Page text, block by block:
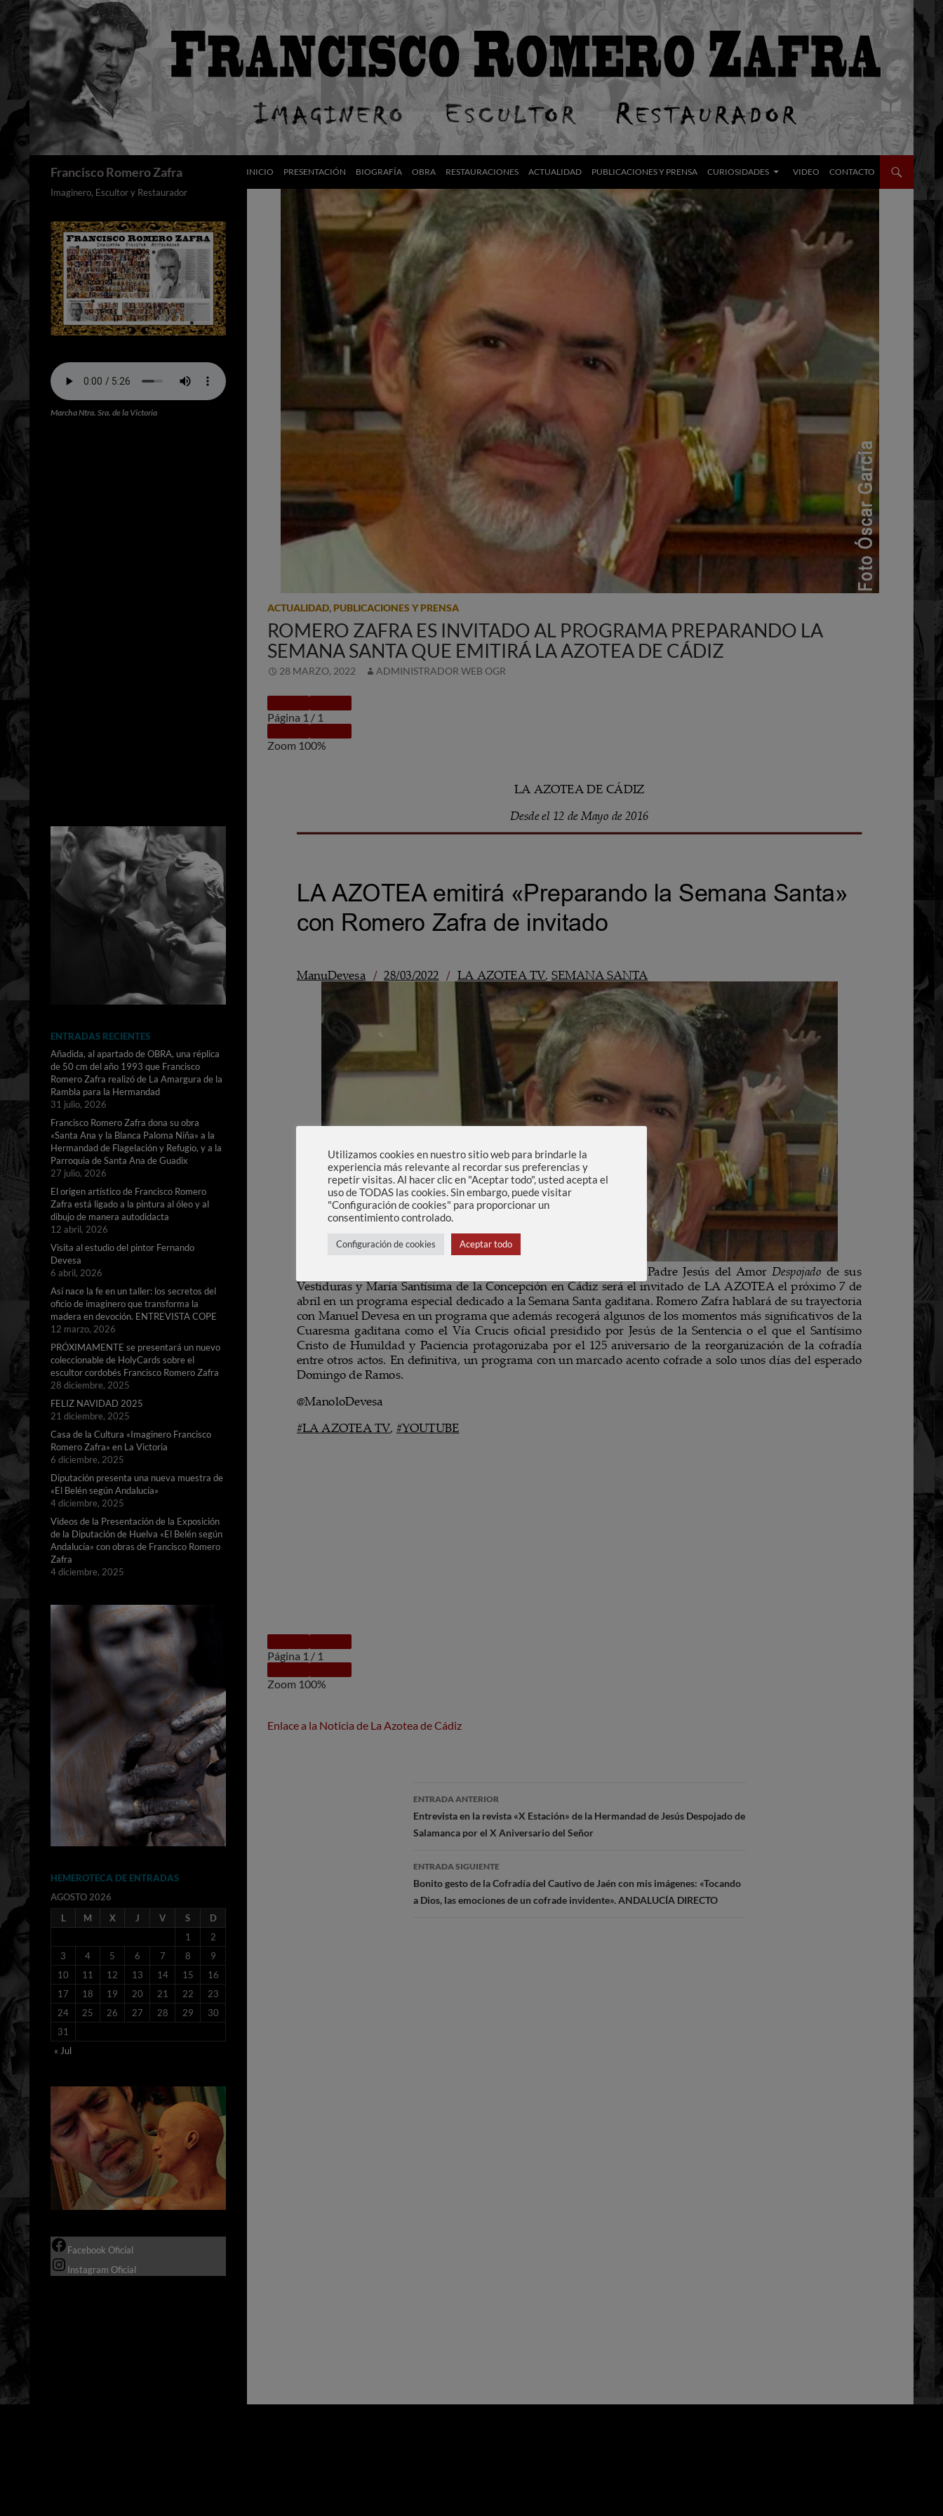
Saltar
contenido
Francisco Romero Zafra INICIO PRESENTACIÓN BIOGRAFÍA OBRA RESTAURACIONES ACTUALIDAD PUBLICACIONES Y PRENSA CURIOSIDADES VIDEO CONTACTO
ACTUALIDAD, PUBLICACIONES Y PRENSA
ROMERO ZAFRA ES INVITADO AL PROGRAMA PREPARANDO LA
SEMANA SANTA QUE EMITIRÁ LA AZOTEA DE CÁDIZ
28 MARZO, 2022 ADMINISTRADOR WEB OGR
Página 1 / 1
Zoom 100%
Página 1 / 1
Zoom 100%
Enlace a la Noticia de La Azotea de Cádiz
Navegación
de
entradas
ENTRADA ANTERIOR
Entrevista en la revista «X Estación» de la Hermandad de Jesús Despojado de
Salamanca por el X Aniversario del Señor
ENTRADA SIGUIENTE
Bonito gesto de la Cofradía del Cautivo de Jaén con mis imágenes: «Tocando
a Dios, las emociones de un cofrade invidente». ANDALUCÍA DIRECTO
Imaginero, Escultor y Restaurador
Marcha Ntra. Sra. de la Victoria
ENTRADAS RECIENTES
Añadida, al apartado de OBRA, una réplica
de 50 cm del año 1993 que Francisco
Romero Zafra realizó de La Amargura de la
Rambla para la Hermandad
31 julio, 2026
Francisco Romero Zafra dona su obra
«Santa Ana y la Blanca Paloma Niña» a la
Hermandad de Flagelación y Refugio, y a la
Parroquia de Santa Ana de Guadix
27 julio, 2026
El origen artístico de Francisco Romero
Zafra está ligado a la pintura al óleo y al
dibujo de manera autodidacta
12 abril, 2026
Visita al estudio del pintor Fernando
Devesa
6 abril, 2026
Así nace la fe en un taller: los secretos del
oficio de imaginero que transforma la
madera en devoción. ENTREVISTA COPE
12 marzo, 2026
PRÓXIMAMENTE se presentará un nuevo
coleccionable de HolyCards sobre el
escultor cordobés Francisco Romero Zafra
28 diciembre, 2025
FELIZ NAVIDAD 2025
21 diciembre, 2025
Casa de la Cultura «Imaginero Francisco
Romero Zafra» en La Victoria
6 diciembre, 2025
Diputación presenta una nueva muestra de
«El Belén según Andalucía»
4 diciembre, 2025
Videos de la Presentación de la Exposición
de la Diputación de Huelva «El Belén según
Andalucía» con obras de Francisco Romero
Zafra
4 diciembre, 2025
HEMEROTECA DE ENTRADAS
AGOSTO 2026
L
M X J V S
D
1
2
3
4 5 6 7 8
9
10
11 12 13 14 15
16
17
18 19 20 21 22
23
24
25 26 27 28 29
30
31
« Jul
Facebook Oficial
Instagram Oficial
Utilizamos cookies en nuestro sitio web para brindarle la
experiencia más relevante al recordar sus preferencias y
repetir visitas. Al hacer clic en "Aceptar todo", usted acepta el
uso de TODAS las cookies. Sin embargo, puede visitar
"Configuración de cookies" para proporcionar un
consentimiento controlado.
Configuración de cookies Aceptar todo